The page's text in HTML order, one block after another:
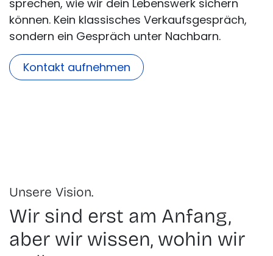
sprechen, wie wir dein Lebenswerk sichern
können. Kein klassisches Verkaufsgespräch,
sondern ein Gespräch unter Nachbarn.
Kontakt aufnehmen
Unsere Vision.
Wir sind erst am Anfang,
aber wir wissen, wohin wir